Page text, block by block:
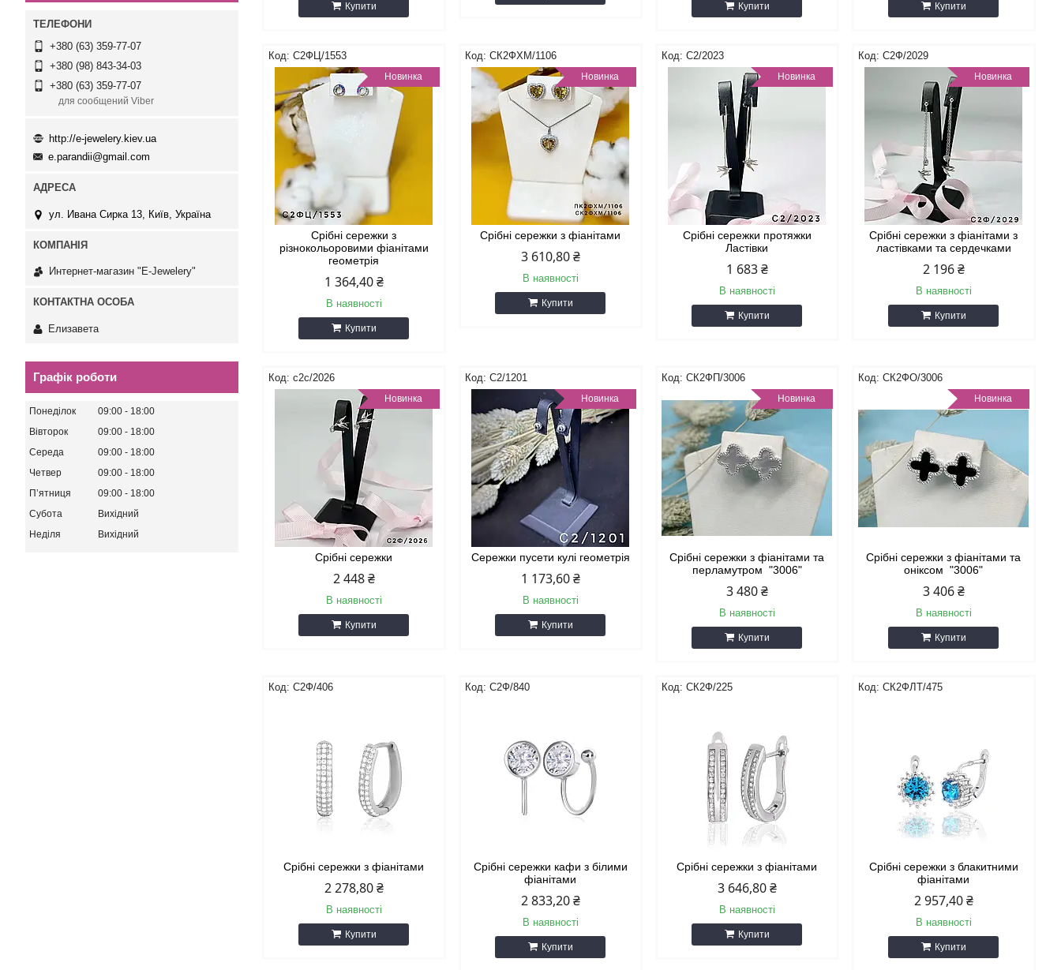
Купити Купити Купити
С2ФЦ/1553
Новинка
Срібні сережки з
різнокольоровими фіанітами
геометрія
1 364,40 ₴
В наявності
Купити
СК2ФХМ/1106
Новинка
Срібні сережки з фіанітами
3 610,80 ₴
В наявності
Купити
С2/2023
Новинка
Срібні сережки протяжки
Ластівки
1 683 ₴
В наявності
Купити
С2Ф/2029
Новинка
Срібні сережки з фіанітами з
ластівками та сердечками
2 196 ₴
В наявності
Купити
с2с/2026
Новинка
Срібні сережки
2 448 ₴
В наявності
Купити
С2/1201
Новинка
Сережки пусети кулі геометрія
1 173,60 ₴
В наявності
Купити
СК2ФП/3006
Новинка
Срібні сережки з фіанітами та
перламутром "3006"
3 480 ₴
В наявності
Купити
СК2ФО/3006
Новинка
Срібні сережки з фіанітами та
оніксом "3006"
3 406 ₴
В наявності
Купити
С2Ф/406
Срібні сережки з фіанітами
2 278,80 ₴
В наявності
Купити
С2Ф/840
Срібні сережки кафи з білими
фіанітами
2 833,20 ₴
В наявності
Купити
СК2Ф/225
Срібні сережки з фіанітами
3 646,80 ₴
В наявності
Купити
СК2ФЛТ/475
Срібні сережки з блакитними
фіанітами
2 957,40 ₴
В наявності
Купити
+380 (63) 359-77-07
+380 (98) 843-34-03
+380 (63) 359-77-07
для сообщений Viber
http://e-jewelery.kiev.ua
e.parandii@gmail.com
ул. Ивана Сирка 13, Київ, Україна
Интернет-магазин "E-Jewelery"
Елизавета
Графік роботи
Понеділок 09:00
18:00
Вівторок
09:00
18:00
Середа
09:00
18:00
Четвер
09:00
18:00
Пʼятниця
09:00
18:00
Субота
Вихідний
Неділя
Вихідний